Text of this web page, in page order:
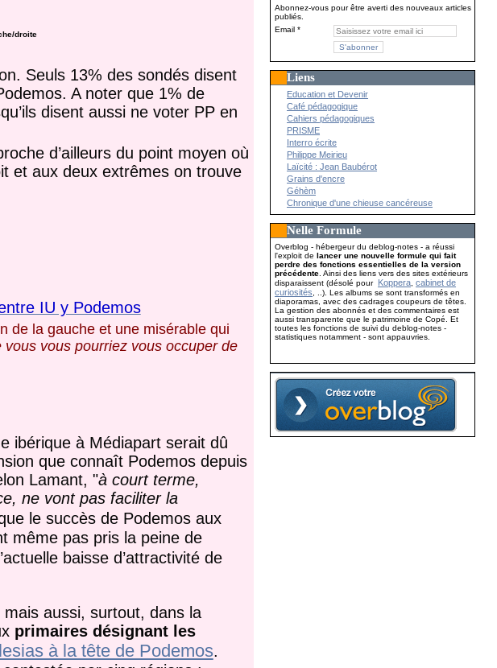
droite
Seuls 13% des sondés disent
A noter que 1% de
disent aussi ne voter PP en
d’ailleurs du point moyen où
et aux deux extrêmes on trouve
IU y Podemos
de la gauche et une misérable qui
vous pourriez vous occuper de
ibérique à Médiapart serait dû
que connaît Podemos depuis
Lamant, "à court terme,
ne vont pas faciliter la
le succès de Podemos aux
même pas pris la peine de
baisse d’attractivité de
aussi, surtout, dans la
primaires désignant les
à la tête de Podemos.
Abonnez-vous pour être averti des nouveaux articles
publiés.
Email
Liens
Education et Devenir
Café pédagogique
Cahiers pédagogiques
PRISME
Interro écrite
Philippe Meirieu
Laïcité : Jean Baubérot
Grains d'encre
Géhèm
Chronique d'une chieuse cancéreuse
Nelle Formule
Overblog - hébergeur du deblog-notes - a réussi
l'exploit delancer une nouvelle formule qui fait
perdre des fonctions essentielles de la version
précédente . Ainsi des liens vers des sites extérieurs
disparaissent (désolé pour Koppera ,cabinet de
curiosités , ..). Les albums se sont transformés en
diaporamas, avec des cadrages coupeurs de têtes.
La gestion des abonnés et des commentaires est
aussi transparente que le patrimoine de Copé. Et
toutes les fonctions de suivi du deblog-notes -
statistiques notamment - sont appauvries.